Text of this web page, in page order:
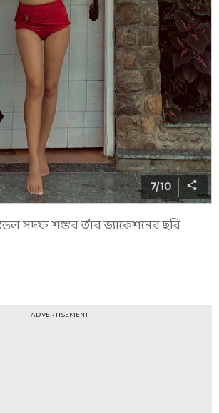
7/10
সদফ শঙ্কর তাঁর ভ্যাকেশনের ছবি
ADVERTISEMENT